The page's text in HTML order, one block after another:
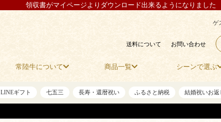
領収書がマイページよりダウンロード出来るようになりました
ゲ
送料について お問い合わせ
常陸牛について 商品一覧 シーンで選ぶ
LINEギフト 七五三 長寿・還暦祝い ふるさと納税 結婚祝いお返